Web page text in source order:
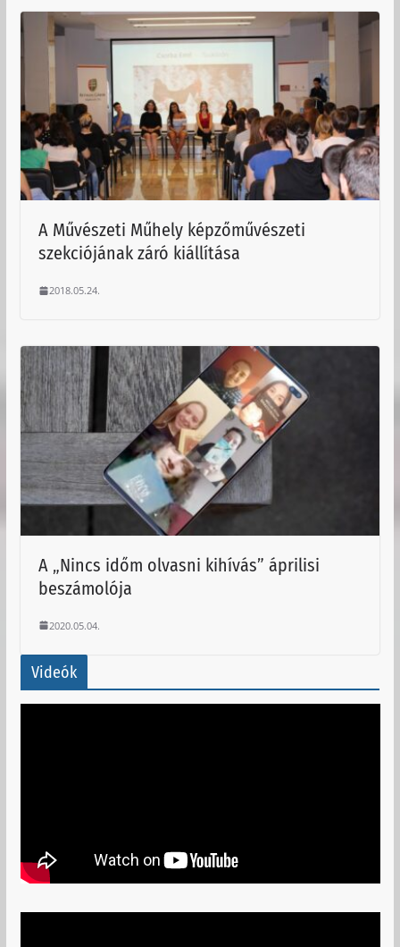
A Művészeti Műhely képzőművészeti
szekciójának záró kiállítása
2018.05.24.
A „Nincs időm olvasni kihívás” áprilisi
beszámolója
2020.05.04.
Videók